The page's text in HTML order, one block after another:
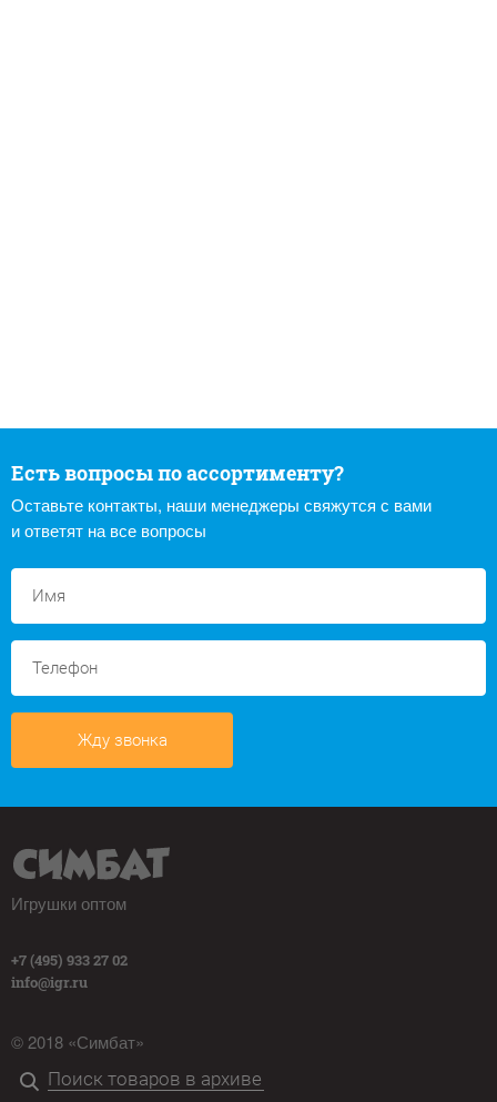
Есть вопросы по ассортименту?
Оставьте контакты, наши менеджеры свяжутся с вами
и ответят на все вопросы
Жду звонка
Игрушки оптом
+7 (495) 933 27 02
info@igr.ru
© 2018 «Симбат»